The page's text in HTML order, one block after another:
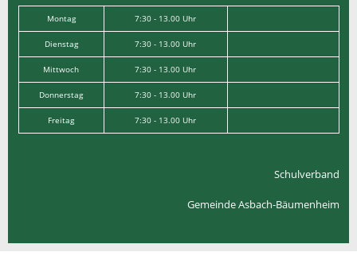
Montag 7:30 - 13.00 Uhr
Dienstag 7:30 - 13.00 Uhr
Mittwoch 7:30 - 13.00 Uhr
Donnerstag 7:30 - 13.00 Uhr
Freitag 7:30 - 13.00 Uhr
Schulverband
Gemeinde Asbach-Bäumenheim